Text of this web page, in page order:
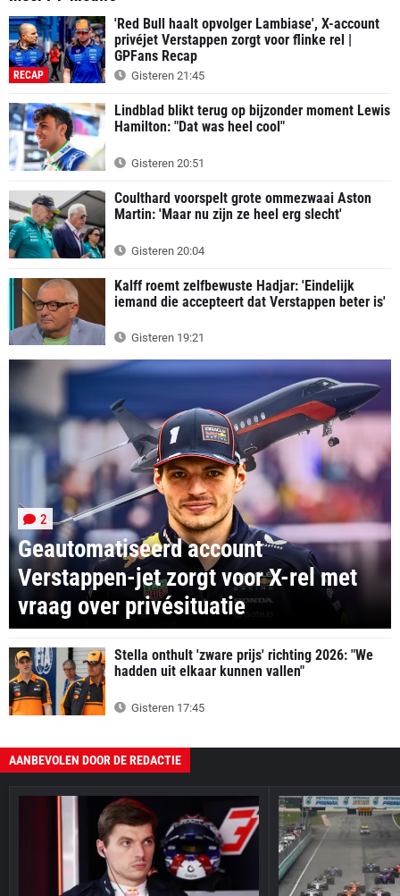
RECAP
'Red Bull haalt opvolger Lambiase', X-account
privéjet Verstappen zorgt voor flinke rel |
GPFans Recap
Gisteren 21:45
Lindblad blikt terug op bijzonder moment Lewis
Hamilton: "Dat was heel cool"
Gisteren 20:51
Coulthard voorspelt grote ommezwaai Aston
Martin: 'Maar nu zijn ze heel erg slecht'
Gisteren 20:04
Kalff roemt zelfbewuste Hadjar: 'Eindelijk
iemand die accepteert dat Verstappen beter is'
Gisteren 19:21
Geautomatiseerd account
Verstappen-jet zorgt voor X-rel met
vraag over privésituatie
2
Stella onthult 'zware prijs' richting 2026: "We
hadden uit elkaar kunnen vallen"
Gisteren 17:45
AANBEVOLEN DOOR DE REDACTIE